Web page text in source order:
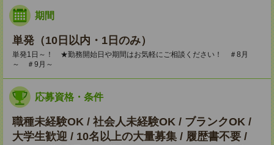
期間
単発（10日以内・1日のみ）
単発1日～！ ★勤務開始日や期間はお気軽にご相談ください！ ＃8月
～ ＃9月～
応募資格・条件
職種未経験OK / 社会人未経験OK / ブランクOK /
大学生歓迎 / 10名以上の大量募集 / 履歴書不要 /